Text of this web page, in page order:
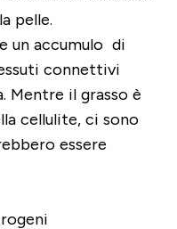
pelle.
un accumulo di
connettivi
Mentre il grasso è
cellulite, ci sono
essere